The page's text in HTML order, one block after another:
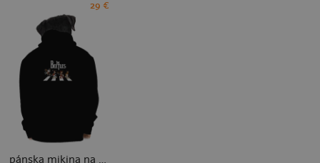
29 €
pánska mikina na zips